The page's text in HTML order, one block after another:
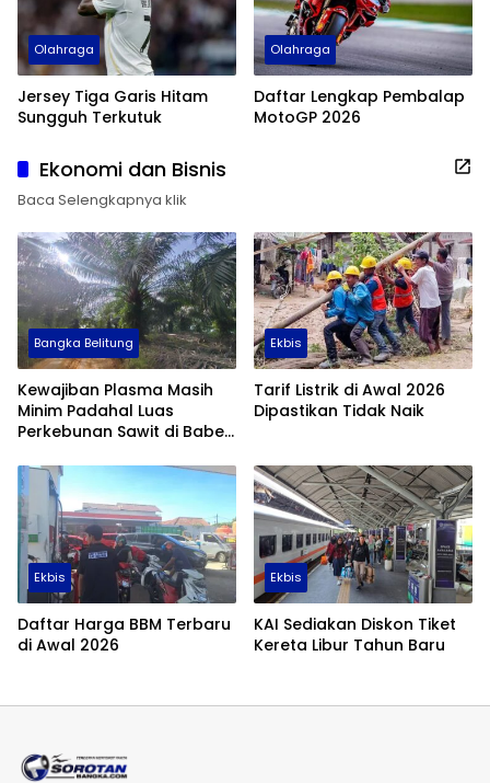
Olahraga
Jersey Tiga Garis Hitam
Sungguh Terkutuk
Olahraga
Daftar Lengkap Pembalap
MotoGP 2026
Ekonomi dan Bisnis
Baca Selengkapnya klik
Bangka Belitung
Kewajiban Plasma Masih
Minim Padahal Luas
Perkebunan Sawit di Babel
Ekbis
Tarif Listrik di Awal 2026
Dipastikan Tidak Naik
Ekbis
Daftar Harga BBM Terbaru
di Awal 2026
Ekbis
KAI Sediakan Diskon Tiket
Kereta Libur Tahun Baru